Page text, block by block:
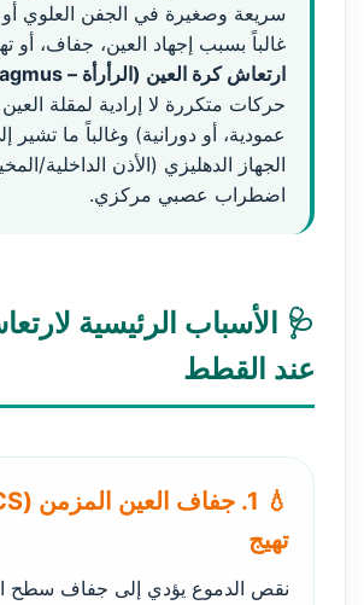
سريعة وصغيرة في الجفن العلوي أو
غالباً بسبب إجهاد العين، جفاف، أو
ارتعاش كرة العين (الرأرأة – Nystagmus):
حركات متكررة لا إرادية لمقلة العين
عمودية، أو دورانية) وغالباً ما
الجهاز الدهليزي (الأذن الداخلية/
اضطراب عصبي مركزي.
🩺 الأسباب الرئيسية
عند القطط
تهيج
نقص الدموع يؤدي إلى جفاف سطح